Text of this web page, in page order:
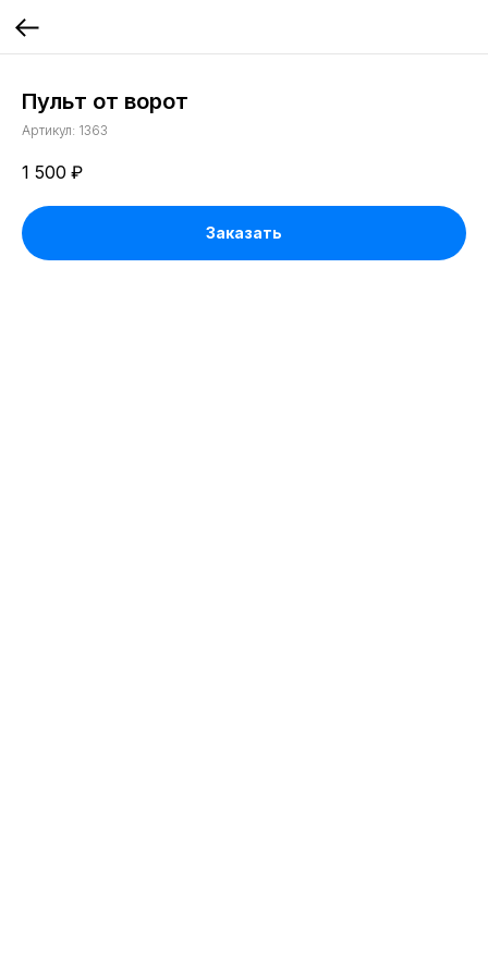
Пульт от ворот
Артикул: 1363
1 500 ₽
Заказать